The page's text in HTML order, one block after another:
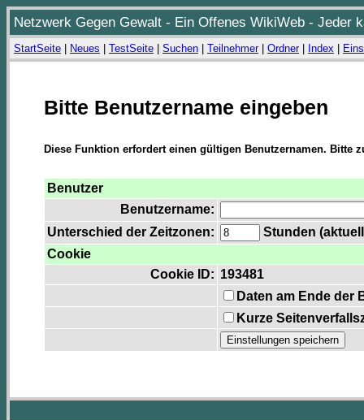
Netzwerk Gegen Gewalt - Ein Offenes WikiWeb - Jeder
StartSeite Neues TestSeite Suchen Teilnehmer| Ordner| Index
Bitte Benutzername eingeben
Diese Funktion erfordert einen gültigen Benutzernamen. Bitte
Benutzer
Benutzername:
Unterschied der Zeitzonen:
Stunden
Cookie
Cookie ID: 193481
Daten am Ende der
Kurze